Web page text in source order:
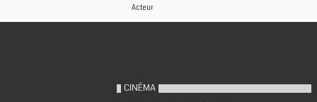
Acteur
CINÉMA